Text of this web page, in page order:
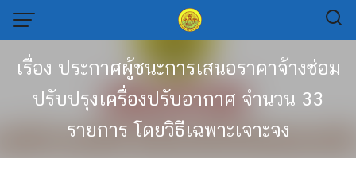
Skip
content
เรื่อง ประกาศผู้ชนะการเสนอราคาจ้างซ่อม
ปรับปรุงเครื่องปรับอากาศ จำนวน 33
รายการ โดยวิธีเฉพาะเจาะจง